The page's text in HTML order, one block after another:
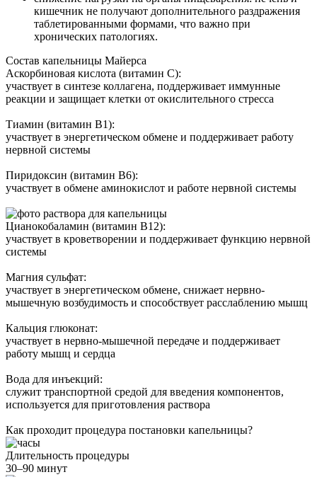
кишечник не получают дополнительного раздражения
таблетированными формами, что важно при
хронических патологиях.
Состав капельницы Майерса
Аскорбиновая кислота (витамин C):
участвует в синтезе коллагена, поддерживает иммунные
реакции и защищает клетки от окислительного стресса
Тиамин (витамин B1):
участвует в энергетическом обмене и поддерживает работу
нервной системы
Пиридоксин (витамин B6):
участвует в обмене аминокислот и работе нервной системы
Цианокобаламин (витамин B12):
участвует в кроветворении и поддерживает функцию нервной
системы
Магния сульфат:
участвует в энергетическом обмене, снижает нервно-
мышечную возбудимость и способствует расслаблению мышц
Кальция глюконат:
участвует в нервно-мышечной передаче и поддерживает
работу мышц и сердца
Вода для инъекций:
служит транспортной средой для введения компонентов,
используется для приготовления раствора
Как проходит процедура постановки капельницы?
Длительность процедуры
30–90 минут